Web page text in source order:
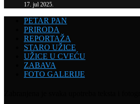
17. jul 2025.
PETAR PAN
PRIRODA
REPORTAŽA
STARO UŽICE
UŽICE U CVEĆU
ZABAVA
FOTO GALERIJE